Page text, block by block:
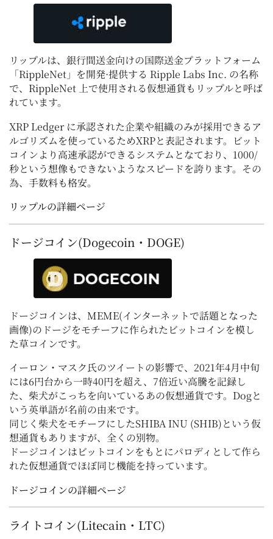
リップルは、銀行間送金向けの国際送金プラットフォーム
「RippleNet」を開発·提供する Ripple Labs Inc. の名称
で、RippleNet 上で使用される仮想通貨もリップルと呼ば
れています。
XRP Ledger に承認された企業や組織のみが採用できるア
ルゴリズムを使っているためXRPと表記されます。ビット
コインより高速承認ができるシステムとなており、1000/
秒という想像もできないようなスピードを誇ります。その
為、手数料も格安。
リップルの詳細ページ
ドージコイン(Dogecoin・DOGE)
ドージコインは、MEME(インターネットで話題となった
画像)のドージをモチーフに作られたビットコインを模し
た草コインです。
イーロン・マスク氏のツイートの影響で、2021年4月中旬
には6円台から一時40円を超え、7倍近い高騰を記録し
た、柴犬がこっちを向いているあの仮想通貨です。Dogと
いう英単語が名前の由来です。
同じく柴犬をモチーフにしたSHIBA INU (SHIB)という仮
想通貨もありますが、全くの別物。
ドージコインはビットコインをもとにパロディとして作ら
れた仮想通貨でほぼ同じ機能を持っています。
ドージコインの詳細ページ
ライトコイン(Litecain・LTC)